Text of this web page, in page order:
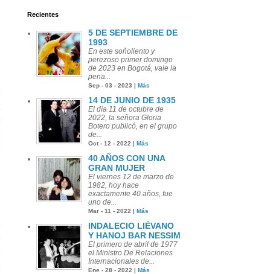
Recientes
5 DE SEPTIEMBRE DE
1993
En este soñoliento y
perezoso primer domingo
de 2023 en Bogotá, vale la
pena...
Sep - 03 - 2023 | Más
14 DE JUNIO DE 1935
El día 11 de octubre de
2022, la señora Gloria
Botero publicó, en el grupo
de...
Oct - 12 - 2022 | Más
40 AÑOS CON UNA
GRAN MUJER
El viernes 12 de marzo de
1982, hoy hace
exactamente 40 años, fue
uno de...
Mar - 11 - 2022 | Más
INDALECIO LIÉVANO
Y HANOJ BAR NESSIM
El primero de abril de 1977
el Ministro De Relaciones
Internacionales de...
Ene - 28 - 2022 | Más